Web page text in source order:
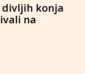
konja
na